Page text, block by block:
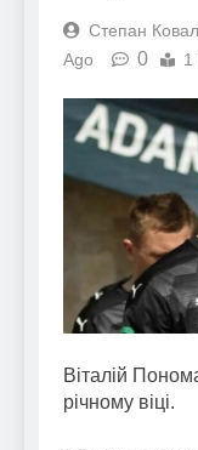
Степан
Ago
0 1
Віталій
річному віці.